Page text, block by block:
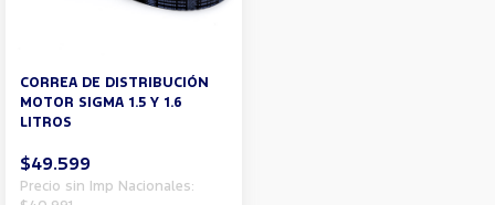
CORREA DE DISTRIBUCIÓN
MOTOR SIGMA 1.5 Y 1.6
LITROS
$49.599
Precio sin Imp Nacionales: